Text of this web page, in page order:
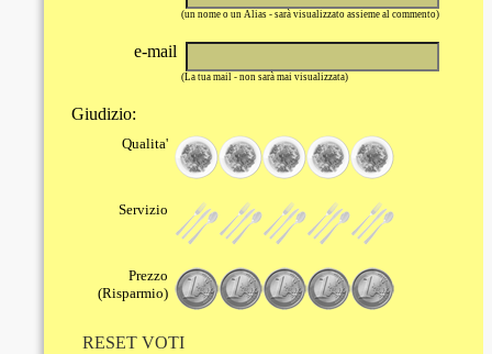
(un nome o un Alias - sarà visualizzato assieme al commento)
e-mail
(La tua mail - non sarà mai visualizzata)
Giudizio:
Qualita'
Servizio
Prezzo
(Risparmio)
RESET VOTI